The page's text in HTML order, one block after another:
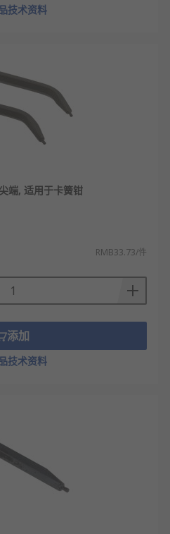
技术资料
端, 适用于卡簧钳
RMB33.73/件
添加
技术资料